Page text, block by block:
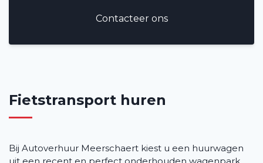
Contacteer ons
Fietstransport huren
Bij Autoverhuur Meerschaert kiest u een huurwagen